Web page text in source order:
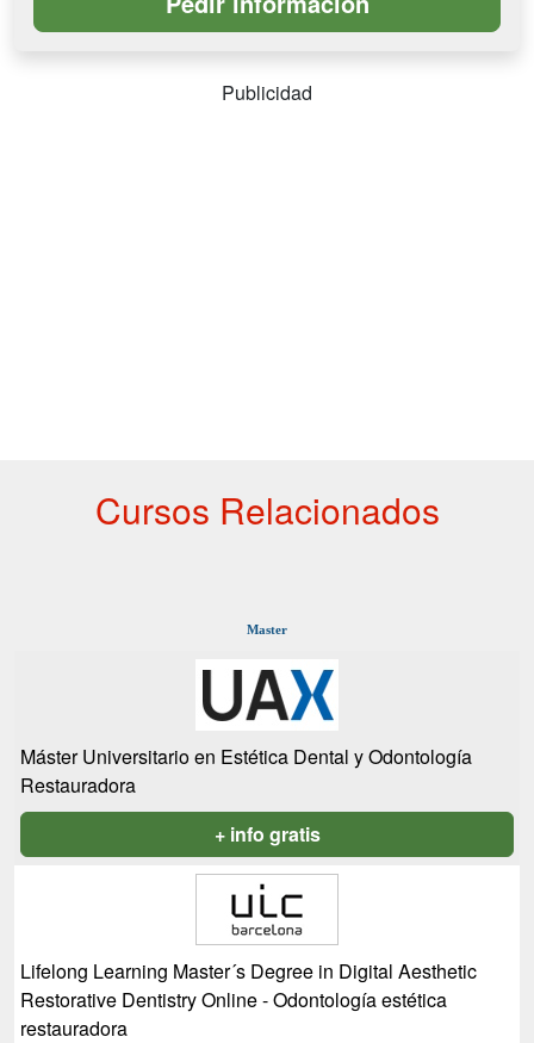
Publicidad
Cursos Relacionados
Master
Máster Universitario en Estética Dental y Odontología
Restauradora
+ info gratis
Lifelong Learning Master´s Degree in Digital Aesthetic
Restorative Dentistry Online - Odontología estética
restauradora